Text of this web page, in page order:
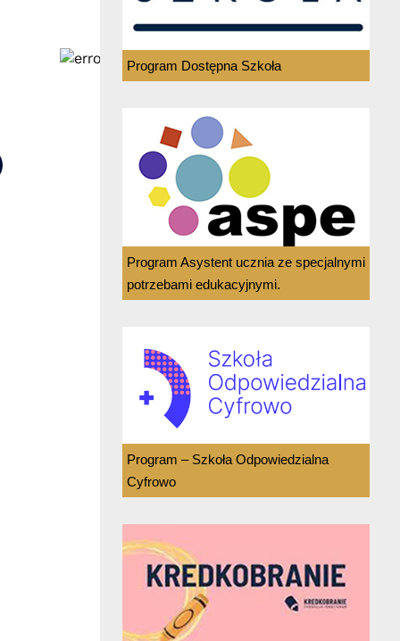
Program Dostępna Szkoła
Program Asystent ucznia ze specjalnymi
potrzebami edukacyjnymi.
Program – Szkoła Odpowiedzialna
Cyfrowo